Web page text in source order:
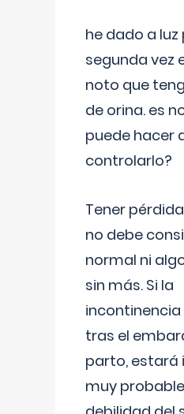
he dado a luz
segunda vez
noto que
de orina. es
puede hacer
controlarlo?
Tener
no debe
normal ni
sin más. Si la
tras el
parto, estará
muy